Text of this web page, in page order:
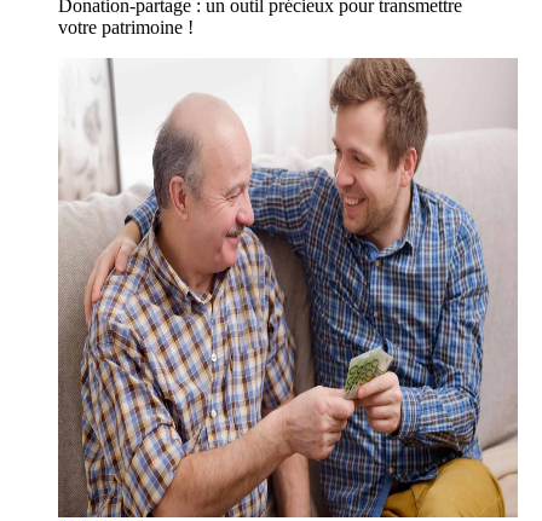
Donation-partage : un outil précieux pour transmettre
votre patrimoine !